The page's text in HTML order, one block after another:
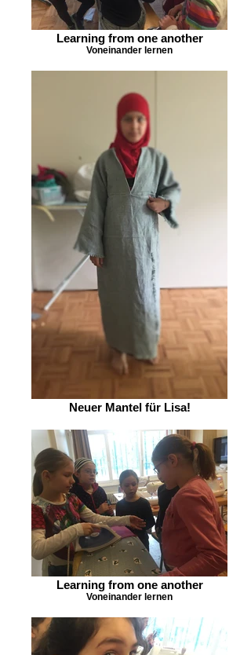
Learning from one another
Voneinander lernen
Neuer Mantel für Lisa!
Learning from one another
Voneinander lernen